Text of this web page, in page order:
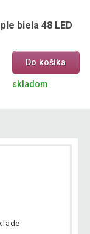
biela 48 LED
Do košíka
skladom